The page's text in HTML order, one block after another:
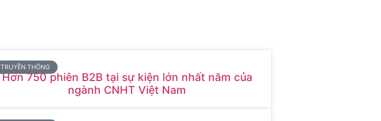
TRUYỀN THÔNG
Hơn 750 phiên B2B tại sự kiện lớn nhất năm của
ngành CNHT Việt Nam